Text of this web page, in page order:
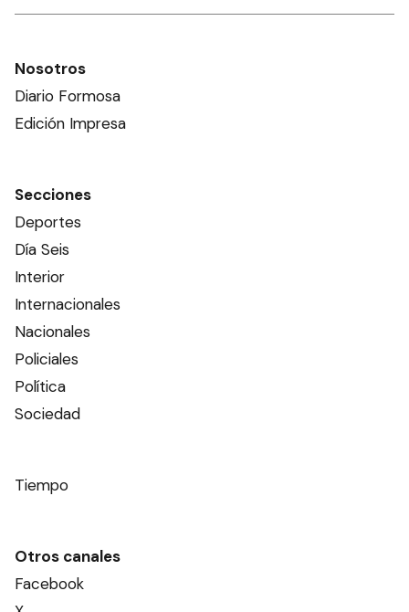
Nosotros
Diario Formosa
Edición Impresa
Secciones
Deportes
Día Seis
Interior
Internacionales
Nacionales
Policiales
Política
Sociedad
Tiempo
Otros canales
Facebook